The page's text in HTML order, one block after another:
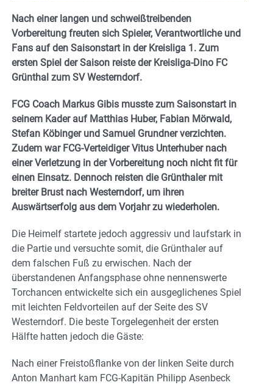
Nach einer langen und schweißtreibenden
Vorbereitung freuten sich Spieler, Verantwortliche und
Fans auf den Saisonstart in der Kreisliga 1. Zum
ersten Spiel der Saison reiste der Kreisliga-Dino FC
Grünthal zum SV Westerndorf.
FCG Coach Markus Gibis musste zum Saisonstart in
seinem Kader auf Matthias Huber, Fabian Mörwald,
Stefan Köbinger und Samuel Grundner verzichten.
Zudem war FCG-Verteidiger Vitus Unterhuber nach
einer Verletzung in der Vorbereitung noch nicht fit für
einen Einsatz. Dennoch reisten die Grünthaler mit
breiter Brust nach Westerndorf, um ihren
Auswärtserfolg aus dem Vorjahr zu wiederholen.
Die Heimelf startete jedoch aggressiv und laufstark in
die Partie und versuchte somit, die Grünthaler auf
dem falschen Fuß zu erwischen. Nach der
überstandenen Anfangsphase ohne nennenswerte
Torchancen entwickelte sich ein ausgeglichenes Spiel
mit leichten Feldvorteilen auf der Seite des SV
Westerndorf. Die beste Torgelegenheit der ersten
Hälfte hatten jedoch die Gäste:
Nach einer Freistoßflanke von der linken Seite durch
Anton Manhart kam FCG-Kapitän Philipp Asenbeck